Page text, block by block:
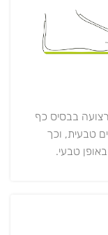
בבסיס כף
טבעית, וכך
טבעי.